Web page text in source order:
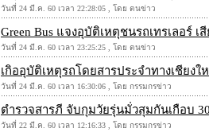
วันที่ 24 มี.ค. 60 เวลา 22:28:05 , โดย ตนข่าว
Green Bus แจงอุบัติเหตุชนรถเทรเลอร์
วันที่ 24 มี.ค. 60 เวลา 23:25:25 , โดย ตนข่าว
เกิออุบัติเหตุรถโดยสารประจำทางเชียง
วันที่ 24 มี.ค. 60 เวลา 16:30:06 , โดย กรรมกรข่าว
ตำรวจสารภี จับกุมวัยรุ่นมั่วสุมกันเกือบ
วันที่ 22 มี.ค. 60 เวลา 12:16:33 , โดย กรรมกรข่าว